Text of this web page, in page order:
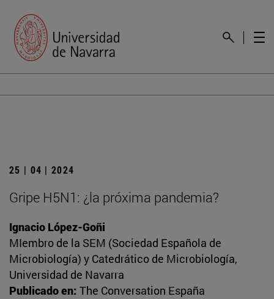
25 | 04 | 2024
Gripe H5N1: ¿la próxima pandemia?
Ignacio López-Goñi
MIembro de la SEM (Sociedad Española de
Microbiología) y Catedrático de Microbiología,
Universidad de Navarra
Publicado en: The Conversation España